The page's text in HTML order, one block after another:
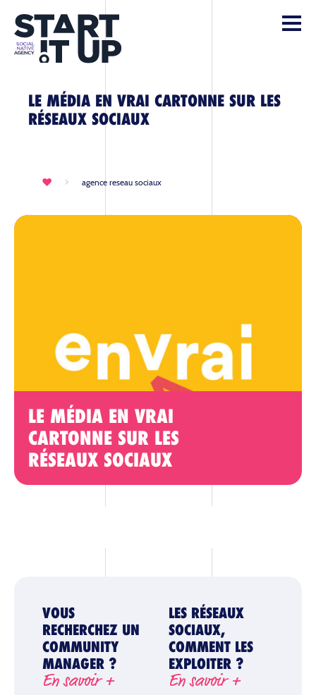
LE MÉDIA EN VRAI CARTONNE SUR LES
RÉSEAUX SOCIAUX
agence reseau sociaux
LE MÉDIA EN VRAI
CARTONNE SUR LES
RÉSEAUX SOCIAUX
VOUS
RECHERCHEZ UN
COMMUNITY
MANAGER ?
En savoir +
LES RÉSEAUX
SOCIAUX,
COMMENT LES
EXPLOITER ?
En savoir +